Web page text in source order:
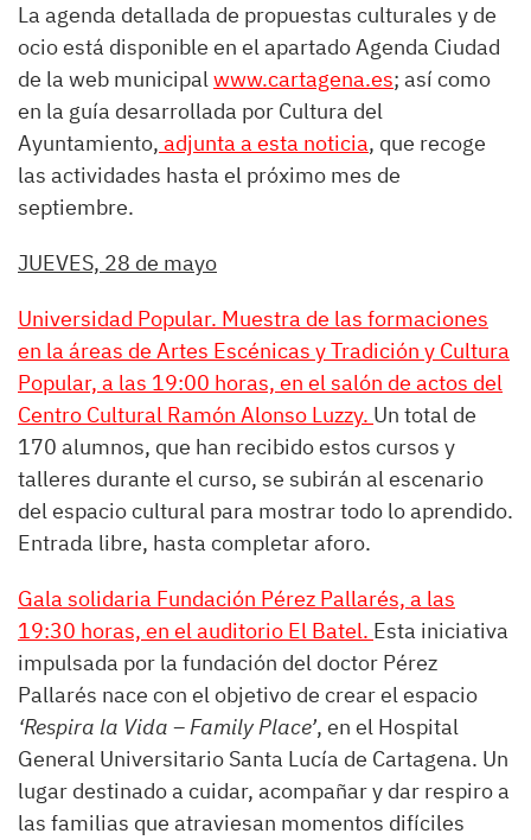
La agenda detallada de propuestas culturales y de
ocio está disponible en el apartado Agenda Ciudad
de la web municipalwww.cartagena.es; así como
en la guía desarrollada por Cultura del
Ayuntamiento, adjunta a esta noticia, que recoge
las actividades hasta el próximo mes de
septiembre.
JUEVES, 28 de mayo
Universidad Popular. Muestra de las formaciones
en la áreas de Artes Escénicas y Tradición y Cultura
Popular, a las 19:00 horas, en el salón de actos del
Centro Cultural Ramón Alonso Luzzy. Un total de
170 alumnos, que han recibido estos cursos y
talleres durante el curso, se subirán al escenario
del espacio cultural para mostrar todo lo aprendido.
Entrada libre, hasta completar aforo.
Gala solidaria Fundación Pérez Pallarés, a las
19:30 horas, en el auditorio El Batel. Esta iniciativa
impulsada por la fundación del doctor Pérez
Pallarés nace con el objetivo de crear el espacio
‘Respira la Vida – Family Place’, en el Hospital
General Universitario Santa Lucía de Cartagena. Un
lugar destinado a cuidar, acompañar y dar respiro a
las familias que atraviesan momentos difíciles